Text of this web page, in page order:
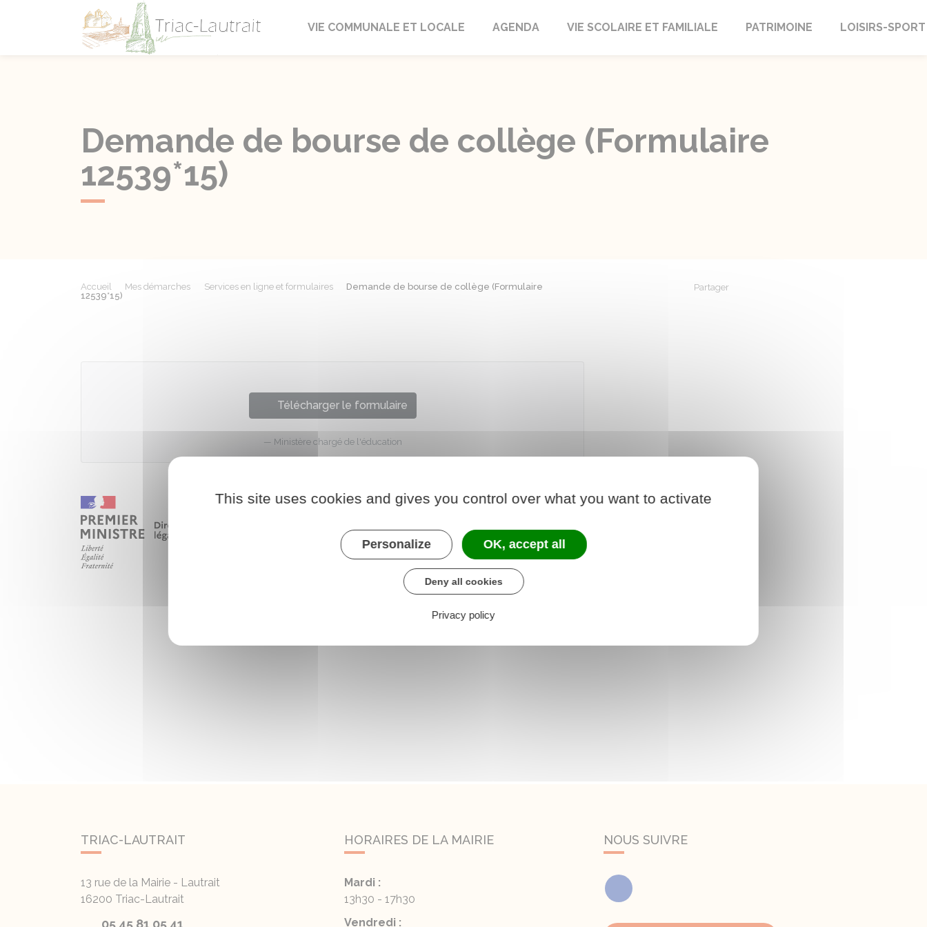
Triac-Lautrait
VIE COMMUNALE ET LOCALE AGENDA VIE SCOLAIRE ET FAMILIALE PATRIMOINE LOISIRS-SPORT
Demande de bourse de collège (Formulaire
12539*15)
Accueil Mes démarches Services en ligne et formulaires
Demande de bourse de collège (Formulaire
12539*15)
Partager
Télécharger le formulaire
Ministère chargé de l'éducation
TRIAC-LAUTRAIT
13 rue de la Mairie - Lautrait
16200 Triac-Lautrait
HORAIRES DE LA MAIRIE
Mardi :
13h30 - 17h30
Vendredi :
NOUS SUIVRE
Facebook
This site uses cookies and gives you control over what you want to activate
Personalize OK, accept all
Deny all cookies
Privacy policy